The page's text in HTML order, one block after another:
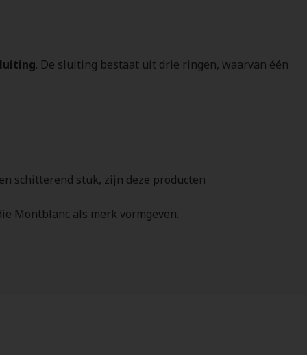
. De sluiting bestaat uit drie ringen, waarvan één
schitterend stuk, zijn deze producten
Montblanc als merk vormgeven.